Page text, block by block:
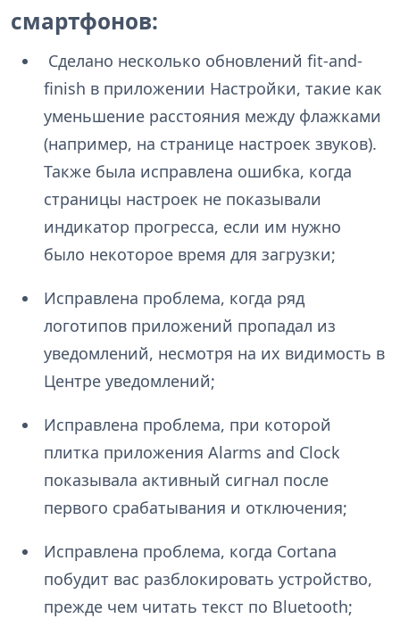
смартфонов:
Сделано несколько обновлений fit-and-
finish в приложении Настройки, такие как
уменьшение расстояния между флажками
(например, на странице настроек звуков).
Также была исправлена ошибка, когда
страницы настроек не показывали
индикатор прогресса, если им нужно
было некоторое время для загрузки;
Исправлена проблема, когда ряд
логотипов приложений пропадал из
уведомлений, несмотря на их видимость в
Центре уведомлений;
Исправлена проблема, при которой
плитка приложения Alarms and Clock
показывала активный сигнал после
первого срабатывания и отключения;
Исправлена проблема, когда Cortana
побудит вас разблокировать устройство,
прежде чем читать текст по Bluetooth;